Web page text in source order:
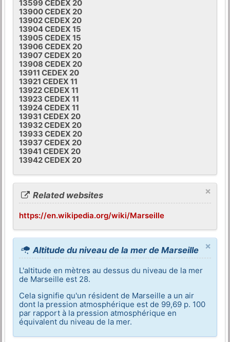
13599 CEDEX 20
13900 CEDEX 20
13902 CEDEX 20
13904 CEDEX 15
13905 CEDEX 15
13906 CEDEX 20
13907 CEDEX 20
13908 CEDEX 20
13911 CEDEX 20
13921 CEDEX 11
13922 CEDEX 11
13923 CEDEX 11
13924 CEDEX 11
13931 CEDEX 20
13932 CEDEX 20
13933 CEDEX 20
13937 CEDEX 20
13941 CEDEX 20
13942 CEDEX 20
×
Related websites
https://en.wikipedia.org/wiki/Marseille
×
Altitude du niveau de la mer de Marseille
L'altitude en mètres au dessus du niveau de la mer
de Marseille est 28.
Cela signifie qu'un résident de Marseille a un air
dont la pression atmosphérique est de 99,69 p. 100
par rapport à la pression atmosphérique en
équivalent du niveau de la mer.